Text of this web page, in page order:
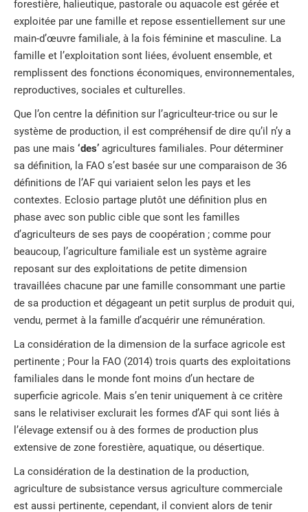
forestière, halieutique, pastorale ou aquacole est gérée et
exploitée par une famille et repose essentiellement sur une
main-d’œuvre familiale, à la fois féminine et masculine. La
famille et l’exploitation sont liées, évoluent ensemble, et
remplissent des fonctions économiques, environnementales,
reproductives, sociales et culturelles.
Que l’on centre la définition sur l’agriculteur-trice ou sur le
système de production, il est compréhensif de dire qu’il n’y a
pas une mais ‘des’ agricultures familiales. Pour déterminer
sa définition, la FAO s’est basée sur une comparaison de 36
définitions de l’AF qui variaient selon les pays et les
contextes. Eclosio partage plutôt une définition plus en
phase avec son public cible que sont les familles
d’agriculteurs de ses pays de coopération ; comme pour
beaucoup, l’agriculture familiale est un système agraire
reposant sur des exploitations de petite dimension
travaillées chacune par une famille consommant une partie
de sa production et dégageant un petit surplus de produit qui,
vendu, permet à la famille d’acquérir une rémunération.
La considération de la dimension de la surface agricole est
pertinente ; Pour la FAO (2014) trois quarts des exploitations
familiales dans le monde font moins d’un hectare de
superficie agricole. Mais s’en tenir uniquement à ce critère
sans le relativiser exclurait les formes d’AF qui sont liés à
l’élevage extensif ou à des formes de production plus
extensive de zone forestière, aquatique, ou désertique.
La considération de la destination de la production,
agriculture de subsistance versus agriculture commerciale
est aussi pertinente, cependant, il convient alors de tenir